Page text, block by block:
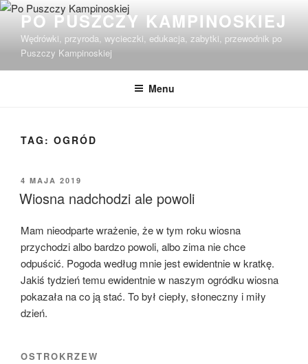
Przejdź
treści
PO PUSZCZY KAMPINOSKIEJ
Wędrówki, przyroda, wycieczki, edukacja, zabytki, przewodnik po
Puszczy Kampinoskiej
Menu
TAG: OGRÓD
OPUBLIKOWANE
W
4 MAJA 2019
Wiosna nadchodzi ale powoli
Mam nieodparte wrażenie, że w tym roku wiosna
przychodzi albo bardzo powoli, albo zima nie chce
odpuścić. Pogoda według mnie jest ewidentnie w kratkę.
Jakiś tydzień temu ewidentnie w naszym ogródku wiosna
pokazała na co ją stać. To był ciepły, słoneczny i miły
dzień.
OSTROKRZEW